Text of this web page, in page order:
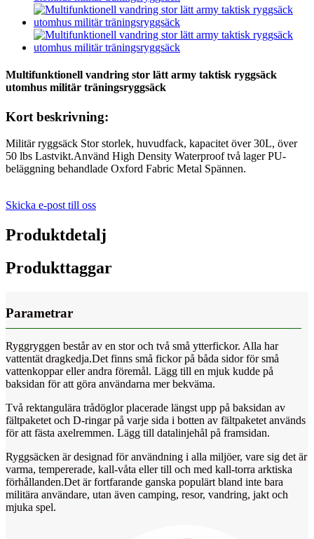
Multifunktionell vandring stor lätt army taktisk ryggsäck
utomhus militär träningsryggsäck
Kort beskrivning:
Militär ryggsäck Stor storlek, huvudfack, kapacitet över 30L, över
50 lbs Lastvikt.Använd High Density Waterproof två lager PU-
beläggning behandlade Oxford Fabric Metal Spännen.
Skicka e-post till oss
Produktdetalj
Produkttaggar
Parametrar
Ryggryggen består av en stor och två små ytterfickor. Alla har
vattentät dragkedja.Det finns små fickor på båda sidor för små
vattenkoppar eller andra föremål. Lägg till en mjuk kudde på
baksidan för att göra användarna mer bekväma.
Två rektangulära trådöglor placerade längst upp på baksidan av
fältpaketet och D-ringar på varje sida i botten av fältpaketet används
för att fästa axelremmen. Lägg till datalinjehål på framsidan.
Ryggsäcken är designad för användning i alla miljöer, vare sig det är
varma, tempererade, kall-våta eller till och med kall-torra arktiska
förhållanden.Det är fortfarande ganska populärt bland inte bara
militära användare, utan även camping, resor, vandring, jakt och
mjuka spel.